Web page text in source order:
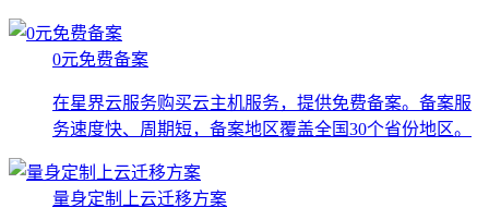
0元免费备案
在星界云服务购买云主机服务，提供免费备案。备案服
务速度快、周期短，备案地区覆盖全国30个省份地区。
量身定制上云迁移方案